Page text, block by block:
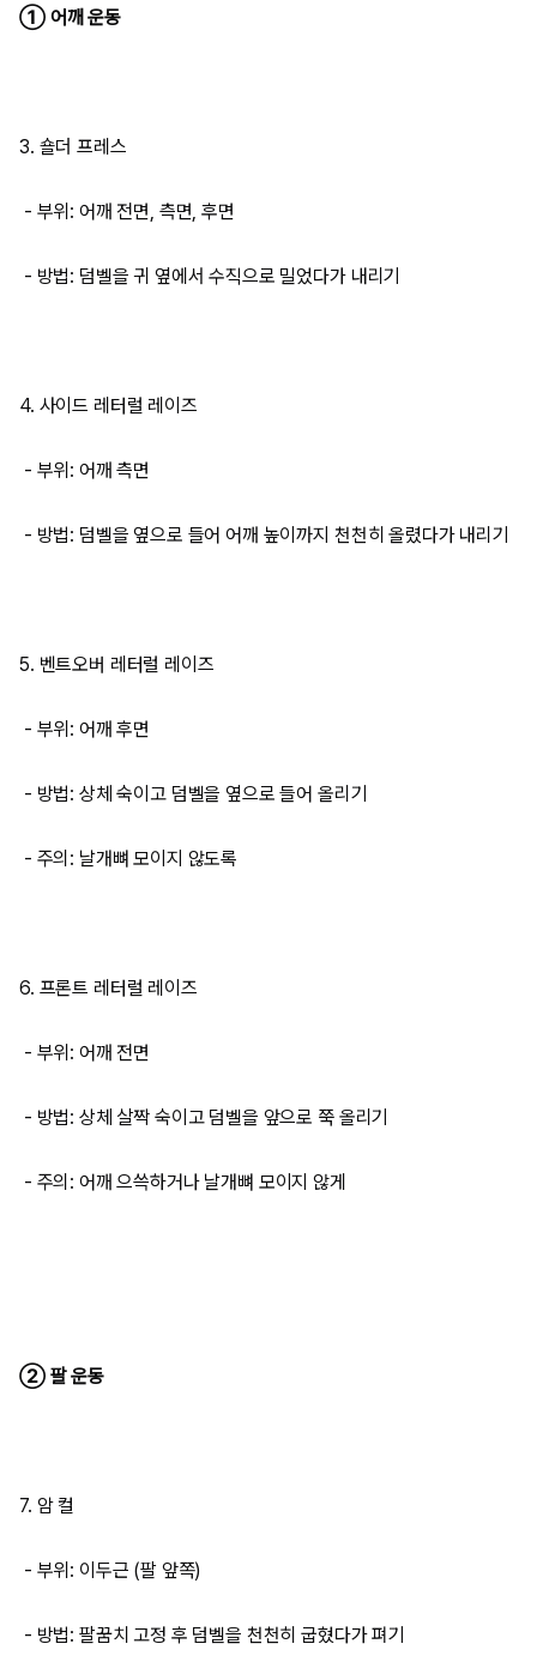
① 어깨 운동
3. 숄더 프레스
- 부위: 어깨 전면, 측면, 후면
- 방법: 덤벨을 귀 옆에서 수직으로 밀었다가 내리기
4. 사이드 레터럴 레이즈
- 부위: 어깨 측면
- 방법: 덤벨을 옆으로 들어 어깨 높이까지 천천히 올렸다가 내리기
5. 벤트오버 레터럴 레이즈
- 부위: 어깨 후면
- 방법: 상체 숙이고 덤벨을 옆으로 들어 올리기
- 주의: 날개뼈 모이지 않도록
6. 프론트 레터럴 레이즈
- 부위: 어깨 전면
- 방법: 상체 살짝 숙이고 덤벨을 앞으로 쭉 올리기
- 주의: 어깨 으쓱하거나 날개뼈 모이지 않게
② 팔 운동
7. 암 컬
- 부위: 이두근 (팔 앞쪽)
- 방법: 팔꿈치 고정 후 덤벨을 천천히 굽혔다가 펴기